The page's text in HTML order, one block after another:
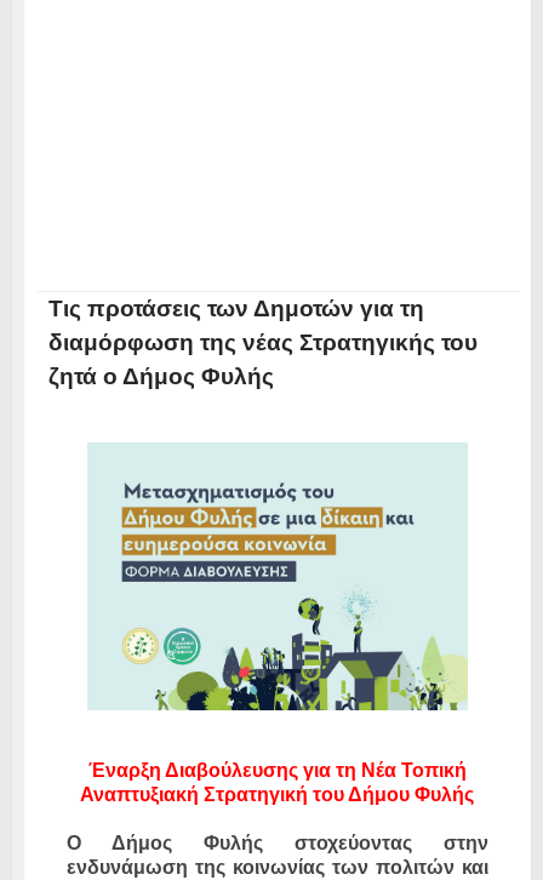
Τις προτάσεις των Δημοτών για τη
διαμόρφωση της νέας Στρατηγικής του
ζητά ο Δήμος Φυλής
Έναρξη Διαβούλευσης για τη Νέα Τοπική
Αναπτυξιακή Στρατηγική του Δήμου Φυλής
Ο Δήμος Φυλής στοχεύοντας στην
ενδυνάμωση της κοινωνίας των πολιτών και